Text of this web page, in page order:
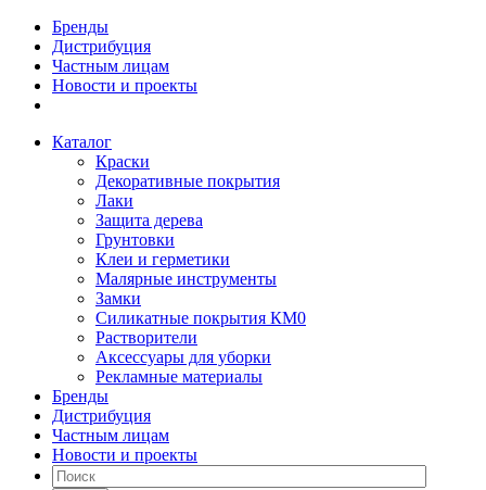
Бренды
Дистрибуция
Частным лицам
Новости и проекты
Каталог
Краски
Декоративные покрытия
Лаки
Защита дерева
Грунтовки
Клеи и герметики
Малярные инструменты
Замки
Силикатные покрытия КМ0
Растворители
Аксессуары для уборки
Рекламные материалы
Бренды
Дистрибуция
Частным лицам
Новости и проекты